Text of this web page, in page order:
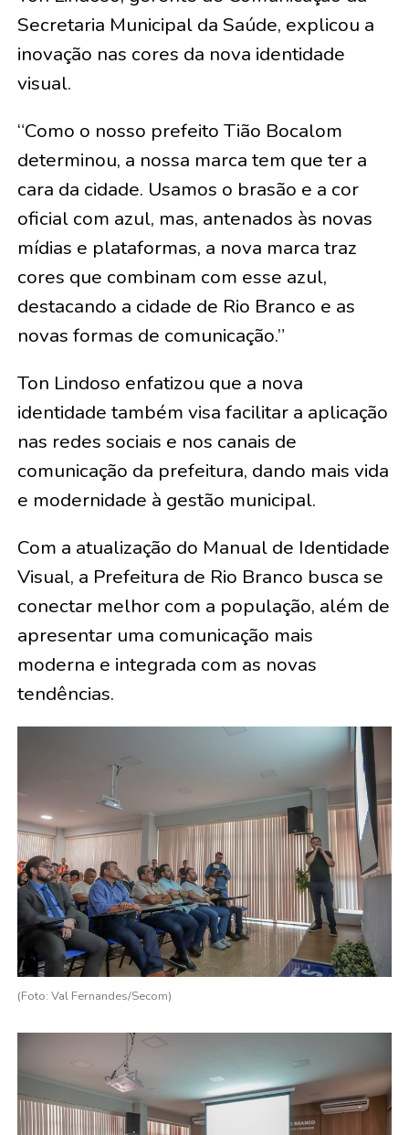
Secretaria Municipal da Saúde, explicou a
inovação nas cores da nova identidade
visual.
“Como o nosso prefeito Tião Bocalom
determinou, a nossa marca tem que ter a
cara da cidade. Usamos o brasão e a cor
oficial com azul, mas, antenados às novas
mídias e plataformas, a nova marca traz
cores que combinam com esse azul,
destacando a cidade de Rio Branco e as
novas formas de comunicação.”
Ton Lindoso enfatizou que a nova
identidade também visa facilitar a aplicação
nas redes sociais e nos canais de
comunicação da prefeitura, dando mais vida
e modernidade à gestão municipal.
Com a atualização do Manual de Identidade
Visual, a Prefeitura de Rio Branco busca se
conectar melhor com a população, além de
apresentar uma comunicação mais
moderna e integrada com as novas
tendências.
(Foto: Val Fernandes/Secom)